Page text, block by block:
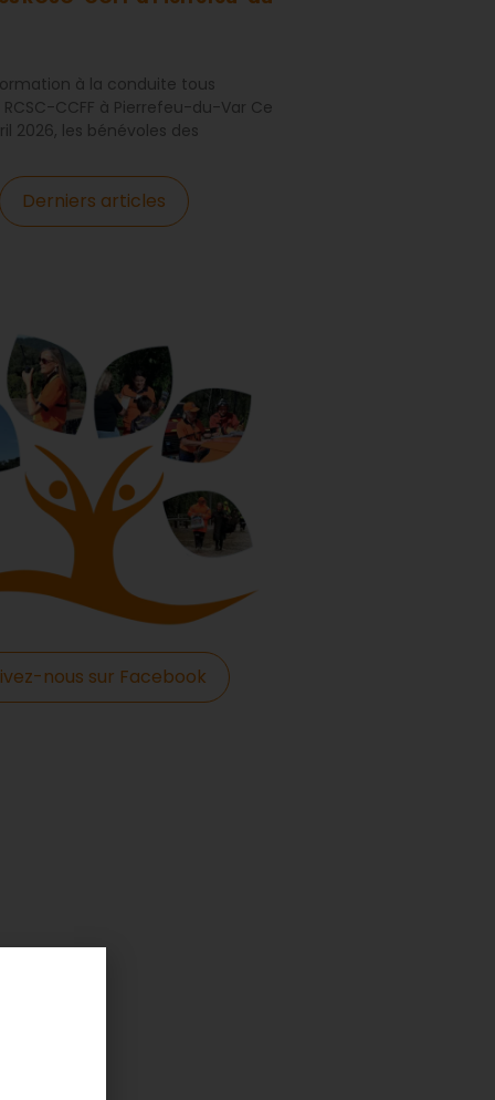
à la conduite tous
CCFF à Pierrefeu-du-Var Ce
2026, les bénévoles des
Derniers articles
nous sur Facebook